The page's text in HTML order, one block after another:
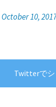
October 10,
Twitterで